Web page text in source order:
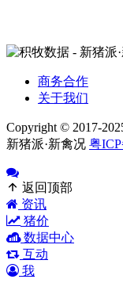
商务合作
关于我们
Copyright © 2017-
新猪派·新禽况 粤
返回顶部
资讯
猪价
数据中心
互动
我